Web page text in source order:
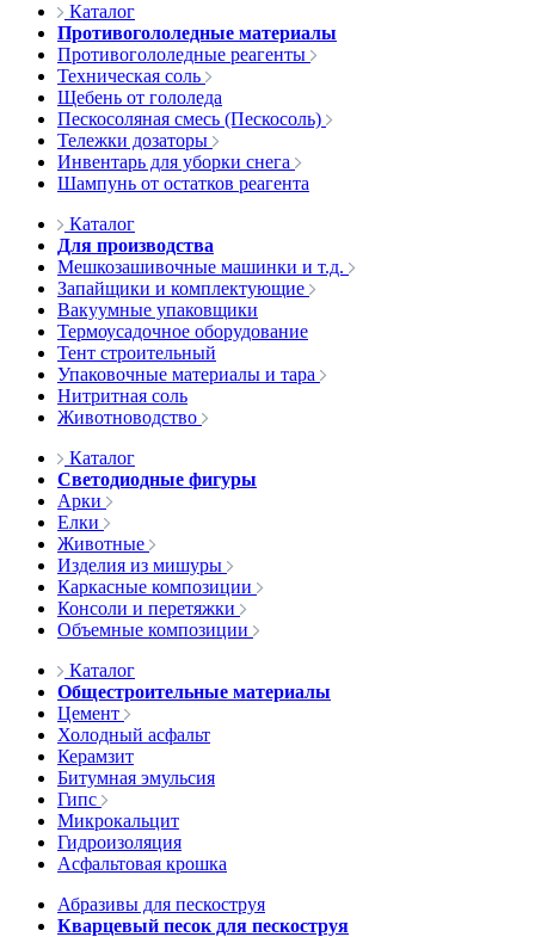
Каталог
Противогололедные материалы
Противогололедные реагенты
Техническая соль
Щебень от гололеда
Пескосоляная смесь (Пескосоль)
Тележки дозаторы
Инвентарь для уборки снега
Шампунь от остатков реагента
Каталог
Для производства
Мешкозашивочные машинки и т.д.
Запайщики и комплектующие
Вакуумные упаковщики
Термоусадочное оборудование
Тент строительный
Упаковочные материалы и тара
Нитритная соль
Животноводство
Каталог
Светодиодные фигуры
Арки
Елки
Животные
Изделия из мишуры
Каркасные композиции
Консоли и перетяжки
Объемные композиции
Каталог
Общестроительные материалы
Цемент
Холодный асфальт
Керамзит
Битумная эмульсия
Гипс
Микрокальцит
Гидроизоляция
Асфальтовая крошка
Абразивы для пескоструя
Кварцевый песок для пескоструя